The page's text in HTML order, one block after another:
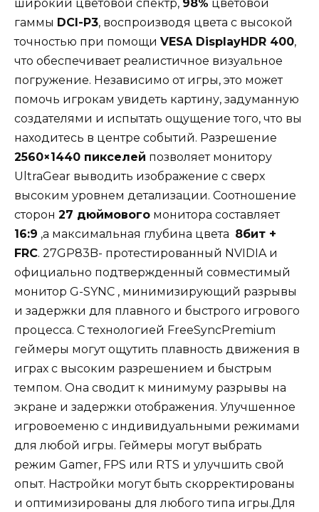
широкий цветовой спектр, 98% цветовой
гаммы DCI-P3, воспроизводя цвета с высокой
точностью при помощи VESA DisplayHDR 400,
что обеспечивает реалистичное визуальное
погружение. Независимо от игры, это может
помочь игрокам увидеть картину, задуманную
создателями и испытать ощущение того, что вы
находитесь в центре событий. Разрешение
2560×1440 пикселей позволяет монитору
UltraGear выводить изображение с сверх
высоким уровнем детализации. Соотношение
сторон 27 дюймового монитора составляет
16:9 ,а максимальная глубина цвета 8бит +
FRC. 27GP83B- протестированный NVIDIA и
официально подтвержденный совместимый
монитор G-SYNC , минимизирующий разрывы
и задержки для плавного и быстрого игрового
процесса. С технологией FreeSyncPremium
геймеры могут ощутить плавность движения в
играх с высоким разрешением и быстрым
темпом. Она сводит к минимуму разрывы на
экране и задержки отображения. Улучшенное
игровоеменю с индивидуальными режимами
для любой игры. Геймеры могут выбрать
режим Gamer, FPS или RTS и улучшить свой
опыт. Настройки могут быть скорректированы
и оптимизированы для любого типа игры.Для